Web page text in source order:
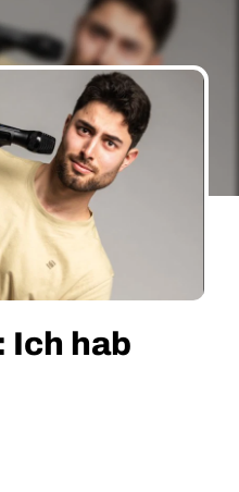
Ich hab